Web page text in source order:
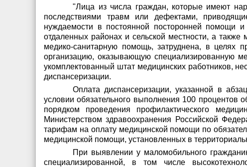
"Лица из числа граждан, которые имеют
последствиями травм или дефектами,
нуждаемости в постоянной посторонней помощи
отдаленных районах и сельской местности, а
медико-санитарную помощь, затруднена, в целях
организацию, оказывающую специализированную
укомплектованный штат медицинских работников,
диспансеризации.
Оплата диспансеризации, указанной в
условии обязательного выполнения 100 процентов
порядком проведения профилактического
Министерством здравоохранения Российской
тарифам на оплату медицинской помощи по
медицинской помощи, установленных в
При выявлении у маломобильного
специализированной, в том числе